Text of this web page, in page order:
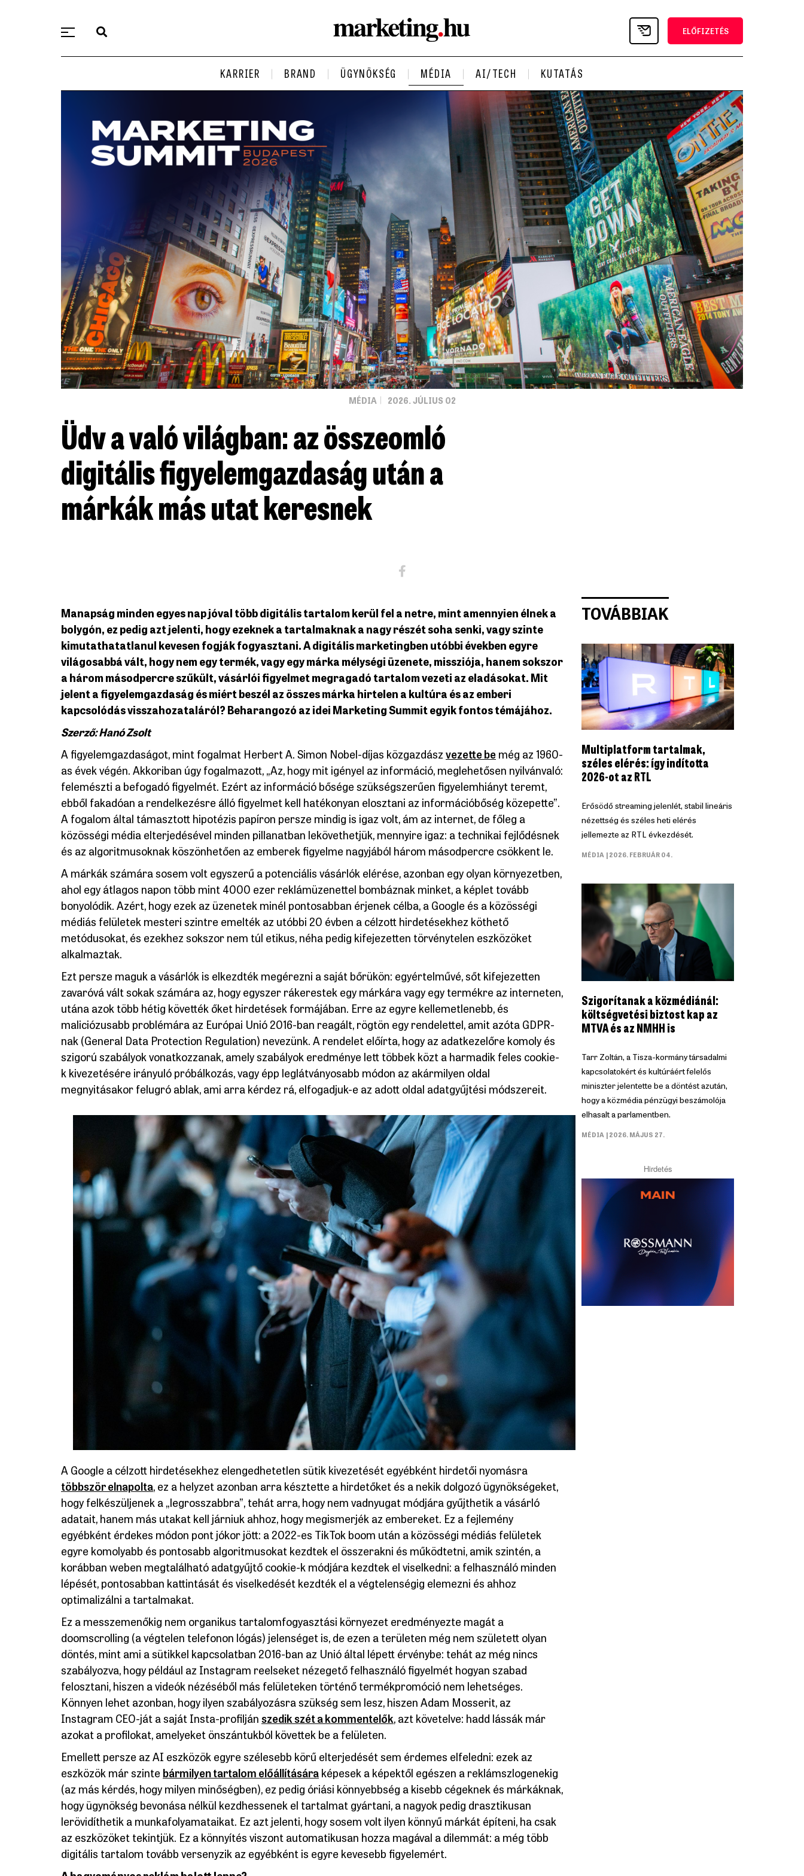
ELŐFIZETÉS
KARRIER BRAND ÜGYNÖKSÉG MÉDIA AI/TECH KUTATÁS
MÉDIA 2026. JÚLIUS 02
Üdv a való világban: az összeomló
digitális figyelemgazdaság után a
márkák más utat keresnek
Manapság minden egyes nap jóval több digitális tartalom kerül fel a netre, mint amennyien élnek a
bolygón, ez pedig azt jelenti, hogy ezeknek a tartalmaknak a nagy részét soha senki, vagy szinte
kimutathatatlanul kevesen fogják fogyasztani. A digitális marketingben utóbbi években egyre
világosabbá vált, hogy nem egy termék, vagy egy márka mélységi üzenete, missziója, hanem sokszor
a három másodpercre szűkült, vásárlói figyelmet megragadó tartalom vezeti az eladásokat. Mit
jelent a figyelemgazdaság és miért beszél az összes márka hirtelen a kultúra és az emberi
kapcsolódás visszahozataláról? Beharangozó az idei Marketing Summit egyik fontos témájához.
Szerző: Hanó Zsolt
A figyelemgazdaságot, mint fogalmat Herbert A. Simon Nobel-díjas közgazdászvezette bemég az 1960-
as évek végén. Akkoriban úgy fogalmazott, „Az, hogy mit igényel az információ, meglehetősen nyilvánvaló:
felemészti a befogadó figyelmét. Ezért az információ bősége szükségszerűen figyelemhiányt teremt,
ebből fakadóan a rendelkezésre álló figyelmet kell hatékonyan elosztani az információbőség közepette”.
A fogalom által támasztott hipotézis papíron persze mindig is igaz volt, ám az internet, de főleg a
közösségi média elterjedésével minden pillanatban lekövethetjük, mennyire igaz: a technikai fejlődésnek
és az algoritmusoknak köszönhetően az emberek figyelme nagyjából három másodpercre csökkent le.
A márkák számára sosem volt egyszerű a potenciális vásárlók elérése, azonban egy olyan környezetben,
ahol egy átlagos napon több mint 4000 ezer reklámüzenettel bombáznak minket, a képlet tovább
bonyolódik. Azért, hogy ezek az üzenetek minél pontosabban érjenek célba, a Google és a közösségi
médiás felületek mesteri szintre emelték az utóbbi 20 évben a célzott hirdetésekhez köthető
metódusokat, és ezekhez sokszor nem túl etikus, néha pedig kifejezetten törvénytelen eszközöket
alkalmaztak.
Ezt persze maguk a vásárlók is elkezdték megérezni a saját bőrükön: egyértelművé, sőt kifejezetten
zavaróvá vált sokak számára az, hogy egyszer rákerestek egy márkára vagy egy termékre az interneten,
utána azok több hétig követték őket hirdetések formájában. Erre az egyre kellemetlenebb, és
maliciózusabb problémára az Európai Unió 2016-ban reagált, rögtön egy rendelettel, amit azóta GDPR-
nak (General Data Protection Regulation) nevezünk. A rendelet előírta, hogy az adatkezelőre komoly és
szigorú szabályok vonatkozzanak, amely szabályok eredménye lett többek közt a harmadik feles cookie-
k kivezetésére irányuló próbálkozás, vagy épp leglátványosabb módon az akármilyen oldal
megnyitásakor felugró ablak, ami arra kérdez rá, elfogadjuk-e az adott oldal adatgyűjtési módszereit.
A Google a célzott hirdetésekhez elengedhetetlen sütik kivezetését egyébként hirdetői nyomásra
többször elnapolta, ez a helyzet azonban arra késztette a hirdetőket és a nekik dolgozó ügynökségeket,
hogy felkészüljenek a „legrosszabbra”, tehát arra, hogy nem vadnyugat módjára gyűjthetik a vásárló
adatait, hanem más utakat kell járniuk ahhoz, hogy megismerjék az embereket. Ez a fejlemény
egyébként érdekes módon pont jókor jött: a 2022-es TikTok boom után a közösségi médiás felületek
egyre komolyabb és pontosabb algoritmusokat kezdtek el összerakni és működtetni, amik szintén, a
korábban weben megtalálható adatgyűjtő cookie-k módjára kezdtek el viselkedni: a felhasználó minden
lépését, pontosabban kattintását és viselkedését kezdték el a végtelenségig elemezni és ahhoz
optimalizálni a tartalmakat.
Ez a messzemenőkig nem organikus tartalomfogyasztási környezet eredményezte magát a
doomscrolling (a végtelen telefonon lógás) jelenséget is, de ezen a területen még nem született olyan
döntés, mint ami a sütikkel kapcsolatban 2016-ban az Unió által lépett érvénybe: tehát az még nincs
szabályozva, hogy például az Instagram reelseket nézegető felhasználó figyelmét hogyan szabad
felosztani, hiszen a videók nézéséből más felületeken történő termékpromóció nem lehetséges.
Könnyen lehet azonban, hogy ilyen szabályozásra szükség sem lesz, hiszen Adam Mosserit, az
Instagram CEO-ját a saját Insta-profiljánszedik szét a kommentelők, azt követelve: hadd lássák már
azokat a profilokat, amelyeket önszántukból követtek be a felületen.
Emellett persze az AI eszközök egyre szélesebb körű elterjedését sem érdemes elfeledni: ezek az
eszközök már szinte bármilyen tartalom előállításáraképesek a képektől egészen a reklámszlogenekig
(az más kérdés, hogy milyen minőségben), ez pedig óriási könnyebbség a kisebb cégeknek és márkáknak,
hogy ügynökség bevonása nélkül kezdhessenek el tartalmat gyártani, a nagyok pedig drasztikusan
lerövidíthetik a munkafolyamataikat. Ez azt jelenti, hogy sosem volt ilyen könnyű márkát építeni, ha csak
az eszközöket tekintjük. Ez a könnyítés viszont automatikusan hozza magával a dilemmát: a még több
digitális tartalom tovább versenyzik az egyébként is egyre kevesebb figyelemért.
TOVÁBBIAK
Multiplatform tartalmak,
széles elérés: így indította
2026-ot az RTL
Erősödő streaming jelenlét, stabil lineáris
nézettség és széles heti elérés
jellemezte az RTL évkezdését.
MÉDIA | 2026. FEBRUÁR 04.
Szigorítanak a közmédiánál:
költségvetési biztost kap az
MTVA és az NMHH is
Tarr Zoltán, a Tisza-kormány társadalmi
kapcsolatokért és kultúráért felelős
miniszter jelentette be a döntést azután,
hogy a közmédia pénzügyi beszámolója
elhasalt a parlamentben.
MÉDIA | 2026. MÁJUS 27.
Hirdetés